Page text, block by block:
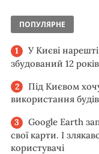
ПОПУЛЯРНЕ
У Києві
збудований 12
Під Києвом
використання
Google Earth
свої карти. І
користувачі